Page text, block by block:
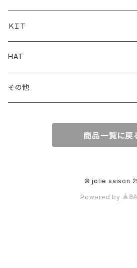
brooch
PINS
Key ring
ＫＩＴ
HAT
その他
商品一覧に戻
© jolie saison
Powered by